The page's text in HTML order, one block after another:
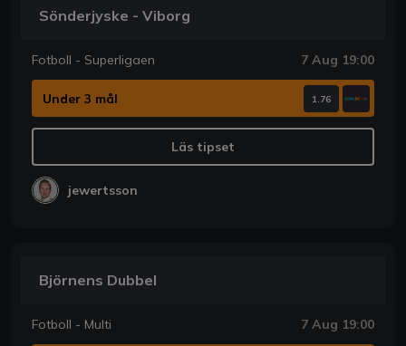
Sönderjyske - Viborg
Fotboll - Superligaen 7 Aug 19:00
Under 3 mål 1.76
Läs tipset
jewertsson
Björnens Dubbel
Fotboll - Multi 7 Aug 19:00